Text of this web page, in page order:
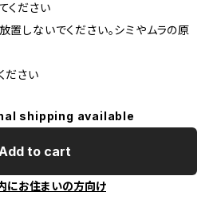
ください
しないでください。シミやムラの原
ださい
shipping available
to cart
にお住まいの方向け